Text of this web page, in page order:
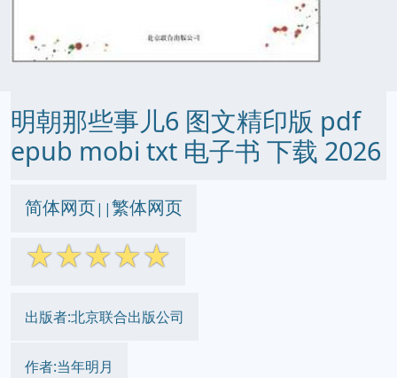
明朝那些事儿6 图文精印版 pdf
epub mobi txt 电子书 下载 2026
简体网页||繁体网页
☆☆☆☆☆
出版者:北京联合出版公司
作者:当年明月